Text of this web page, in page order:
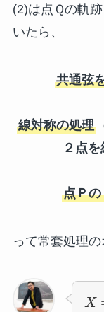
(2)は点Ｑの軌
いたら、
共通弦
線対称の処理
２点
点Ｐの
って常套処理
X